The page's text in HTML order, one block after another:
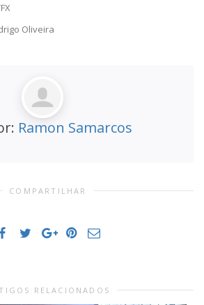
Oliveira
Ramon Samarcos
COMPARTILHAR
RELACIONADOS